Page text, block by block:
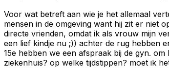
Voor wat betreft aan wie je het allemaal
mensen in de omgeving want hij zit er niet
directe vrienden, omdat ik als vrouw mijn
een lief kindje nu ;)) achter de rug hebben
15e hebben we een afspraak bij de gyn.
ziekenhuis? op welke tijdstippen? moet ik